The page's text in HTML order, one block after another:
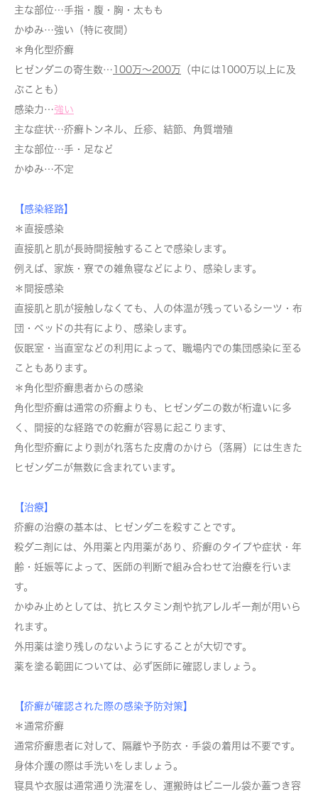
主な部位…手指・腹・胸・太もも
かゆみ…強い（特に夜間）
＊角化型疥癬
ヒゼンダニの寄生数… 100万～200万 （中には1000万以上に及
ぶことも）
感染力…強い
主な症状…疥癬トンネル、丘疹、結節、角質増殖
主な部位…手・足など
かゆみ…不定
【感染経路】
＊直接感染
直接肌と肌が長時間接触することで感染します。
例えば、家族・寮での雑魚寝などにより、感染します。
＊間接感染
直接肌と肌が接触しなくても、人の体温が残っているシーツ・布
団・ベッドの共有により、感染します。
仮眠室・当直室などの利用によって、職場内での集団感染に至る
こともあります。
＊角化型疥癬患者からの感染
角化型疥癬は通常の疥癬よりも、ヒゼンダニの数が桁違いに多
く、間接的な経路での乾癬が容易に起こります、
角化型疥癬により剥がれ落ちた皮膚のかけら（落屑）には生きた
ヒゼンダニが無数に含まれています。
【治療】
疥癬の治療の基本は、ヒゼンダニを殺すことです。
殺ダニ剤には、外用薬と内用薬があり、疥癬のタイプや症状・年
齢・妊娠等によって、医師の判断で組み合わせて治療を行いま
す。
かゆみ止めとしては、抗ヒスタミン剤や抗アレルギー剤が用いら
れます。
外用薬は塗り残しのないようにすることが大切です。
薬を塗る範囲については、必ず医師に確認しましょう。
【疥癬が確認された際の感染予防対策】
＊通常疥癬
通常疥癬患者に対して、隔離や予防衣・手袋の着用は不要です。
身体介護の際は手洗いをしましょう。
寝具や衣服は通常通り洗濯をし、運搬時はビニール袋か蓋つき容